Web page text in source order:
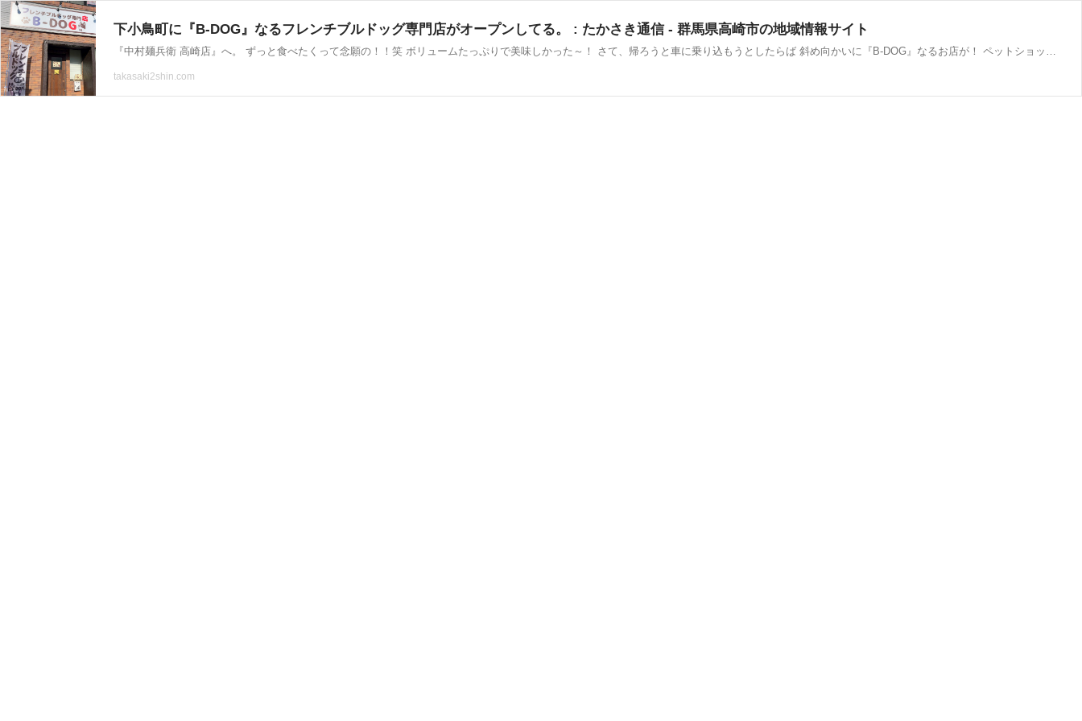
下小鳥町に『B-DOG』なるフレンチブルドッグ専門店がオープンしてる。 : たかさき通信 - 群馬県高崎市の地域情報サイト
『中村麺兵衛 高崎店』へ。 ずっと食べたくって念願の！！笑 ボリュームたっぷりで美味しかった～！ さて、帰ろうと車に乗り込もうとしたらば 斜め向かいに『B-DOG』なるお店が！ ペットショップ！？
takasaki2shin.com